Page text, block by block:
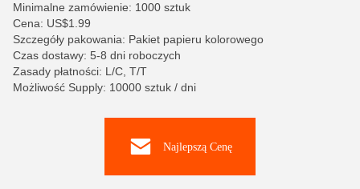
Minimalne zamówienie: 1000 sztuk
Cena: US$1.99
Szczegóły pakowania: Pakiet papieru kolorowego
Czas dostawy: 5-8 dni roboczych
Zasady płatności: L/C, T/T
Możliwość Supply: 10000 sztuk / dni
Najlepszą Cenę